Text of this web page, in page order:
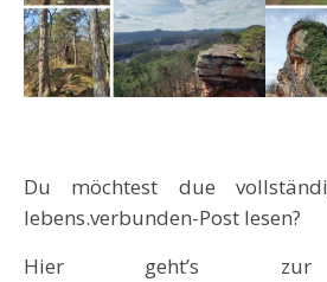
Du möchtest due
lebens.verbunden-Post lesen?
Hier geht’s zur